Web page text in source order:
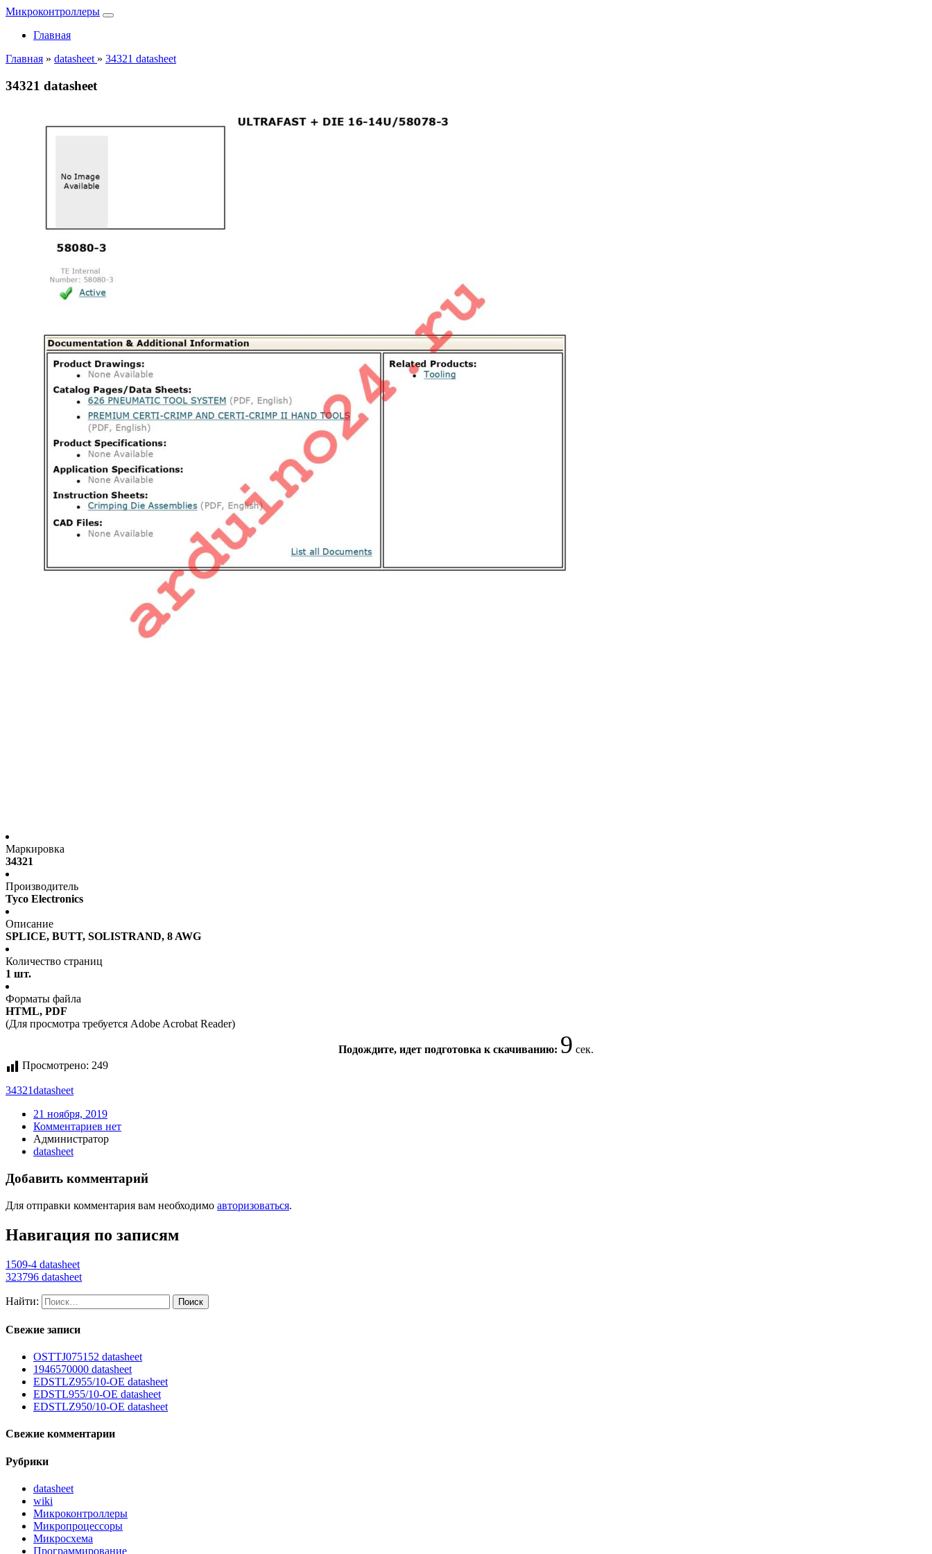
Микроконтроллеры
Главная
Главная » datasheet » 34321 datasheet
34321 datasheet
Маркировка
34321
Производитель
Tyco Electronics
Описание
SPLICE, BUTT, SOLISTRAND, 8 AWG
Количество страниц
1 шт.
Форматы файла
HTML, PDF
(Для просмотра требуется Adobe Acrobat Reader)
Подождите, идет подготовка к скачиванию: 9 сек.
Просмотрено: 249
34321datasheet
21 ноября, 2019
Комментариев нет
Администратор
datasheet
Добавить комментарий
Для отправки комментария вам необходимо авторизоваться.
Навигация по записям
1509-4 datasheet
323796 datasheet
Найти:
Свежие записи
OSTTJ075152 datasheet
1946570000 datasheet
EDSTLZ955/10-OE datasheet
EDSTL955/10-OE datasheet
EDSTLZ950/10-OE datasheet
Свежие комментарии
Рубрики
datasheet
wiki
Микроконтроллеры
Микропроцессоры
Микросхема
Программирование